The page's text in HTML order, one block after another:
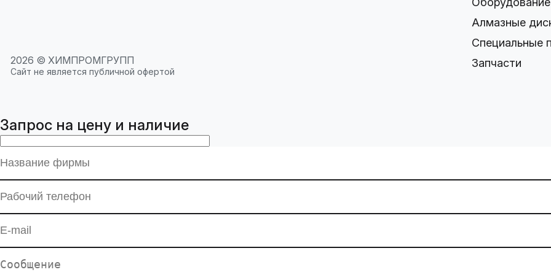
2026 © ХИМПРОМГРУПП
Сайт не является публичной офертой
Алмазные
Специальные
Запчасти
Запрос на цену и наличие